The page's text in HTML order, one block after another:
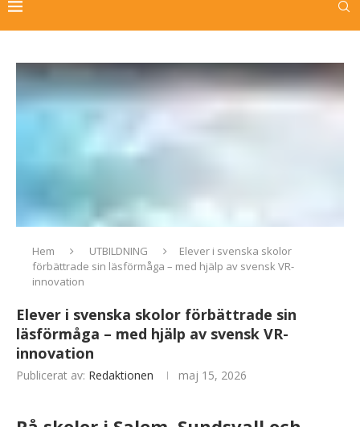
Hem UTBILDNING
Elever i svenska skolor
förbättrade sin läsförmåga – med hjälp av svensk VR-
innovation
Elever i svenska skolor förbättrade sin
läsförmåga – med hjälp av svensk VR-
innovation
Publicerat av: Redaktionen maj 15, 2026